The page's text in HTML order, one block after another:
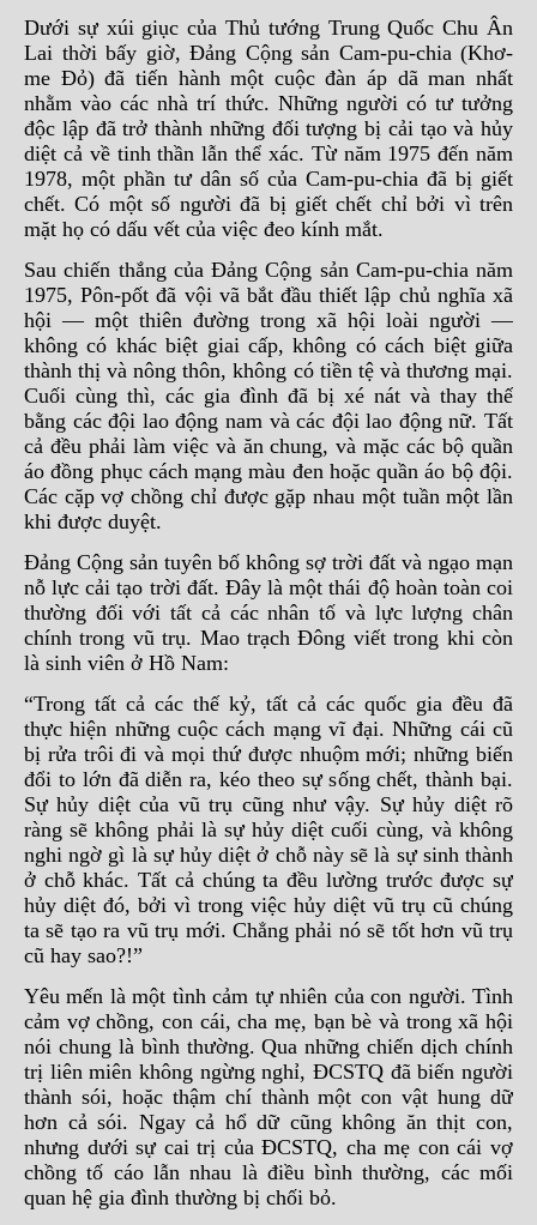
Dưới sự xúi giục của Thủ tướng Trung Quốc Chu Ân
Lai thời bấy giờ, Đảng Cộng sản Cam-pu-chia (Khơ-
me Đỏ) đã tiến hành một cuộc đàn áp dã man nhất
nhằm vào các nhà trí thức. Những người có tư tưởng
độc lập đã trở thành những đối tượng bị cải tạo và hủy
diệt cả về tinh thần lẫn thể xác. Từ năm 1975 đến năm
1978, một phần tư dân số của Cam-pu-chia đã bị giết
chết. Có một số người đã bị giết chết chỉ bởi vì trên
mặt họ có dấu vết của việc đeo kính mắt.
Sau chiến thắng của Đảng Cộng sản Cam-pu-chia năm
1975, Pôn-pốt đã vội vã bắt đầu thiết lập chủ nghĩa xã
hội — một thiên đường trong xã hội loài người —
không có khác biệt giai cấp, không có cách biệt giữa
thành thị và nông thôn, không có tiền tệ và thương mại.
Cuối cùng thì, các gia đình đã bị xé nát và thay thế
bằng các đội lao động nam và các đội lao động nữ. Tất
cả đều phải làm việc và ăn chung, và mặc các bộ quần
áo đồng phục cách mạng màu đen hoặc quần áo bộ đội.
Các cặp vợ chồng chỉ được gặp nhau một tuần một lần
khi được duyệt.
Đảng Cộng sản tuyên bố không sợ trời đất và ngạo mạn
nỗ lực cải tạo trời đất. Đây là một thái độ hoàn toàn coi
thường đối với tất cả các nhân tố và lực lượng chân
chính trong vũ trụ. Mao trạch Đông viết trong khi còn
là sinh viên ở Hồ Nam:
“Trong tất cả các thế kỷ, tất cả các quốc gia đều đã
thực hiện những cuộc cách mạng vĩ đại. Những cái cũ
bị rửa trôi đi và mọi thứ được nhuộm mới; những biến
đổi to lớn đã diễn ra, kéo theo sự sống chết, thành bại.
Sự hủy diệt của vũ trụ cũng như vậy. Sự hủy diệt rõ
ràng sẽ không phải là sự hủy diệt cuối cùng, và không
nghi ngờ gì là sự hủy diệt ở chỗ này sẽ là sự sinh thành
ở chỗ khác. Tất cả chúng ta đều lường trước được sự
hủy diệt đó, bởi vì trong việc hủy diệt vũ trụ cũ chúng
ta sẽ tạo ra vũ trụ mới. Chẳng phải nó sẽ tốt hơn vũ trụ
cũ hay sao?!”
Yêu mến là một tình cảm tự nhiên của con người. Tình
cảm vợ chồng, con cái, cha mẹ, bạn bè và trong xã hội
nói chung là bình thường. Qua những chiến dịch chính
trị liên miên không ngừng nghỉ, ĐCSTQ đã biến người
thành sói, hoặc thậm chí thành một con vật hung dữ
hơn cả sói. Ngay cả hổ dữ cũng không ăn thịt con,
nhưng dưới sự cai trị của ĐCSTQ, cha mẹ con cái vợ
chồng tố cáo lẫn nhau là điều bình thường, các mối
quan hệ gia đình thường bị chối bỏ.